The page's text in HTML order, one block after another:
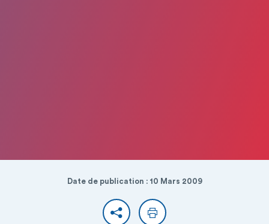
Date de publication : 10 Mars 2009
PartagerImprimer